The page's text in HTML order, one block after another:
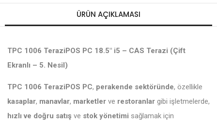
ÜRÜN AÇIKLAMASI
TPC 1006 TeraziPOS PC 18.5" i5 – CAS Terazi (Çift
Ekranlı – 5. Nesil)
TPC 1006 TeraziPOS PC, perakende sektöründe, özellikle
kasaplar, manavlar, marketler ve restoranlar gibi işletmelerde,
hızlı ve doğru satış ve stok yönetimi sağlamak için